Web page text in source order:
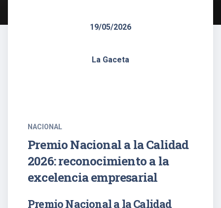
19/05/2026
La Gaceta
NACIONAL
Premio Nacional a la Calidad
2026: reconocimiento a la
excelencia empresarial
Premio Nacional a la Calidad